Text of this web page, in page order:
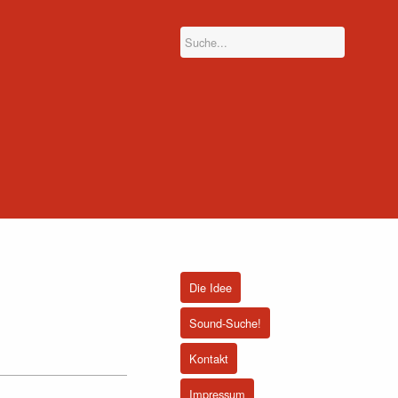
Die Idee
Sound-Suche!
Kontakt
Impressum